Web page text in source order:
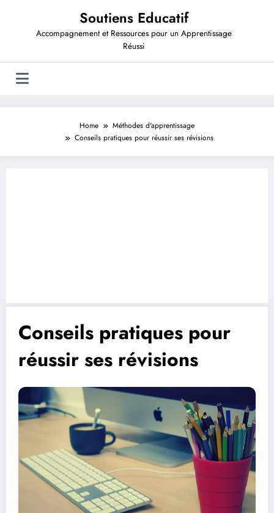
Soutiens Educatif
Accompagnement et Ressources pour un Apprentissage
Réussi
Home
Méthodes d'apprentissage
Conseils pratiques pour réussir ses révisions
Conseils pratiques pour
réussir ses révisions